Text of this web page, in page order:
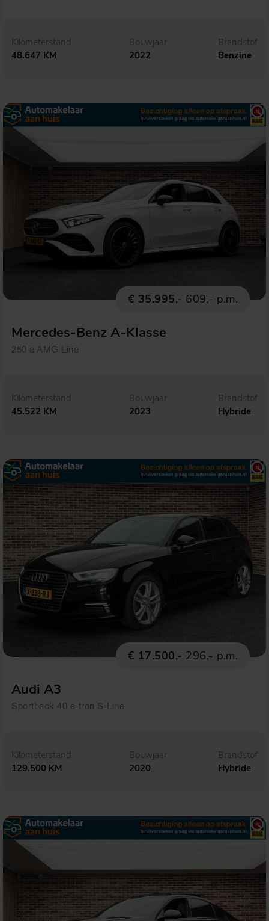
Kilometerstand
48.647 KM
Bouwjaar
2022
Brandstof
Benzine
€ 35.995,- 609,- p.m.
Mercedes-Benz A-Klasse
250 e AMG Line
Kilometerstand
45.522 KM
Bouwjaar
2023
Brandstof
Hybride
€ 17.500,- 296,- p.m.
Audi A3
Sportback 40 e-tron S-Line
Kilometerstand
129.500 KM
Bouwjaar
2020
Brandstof
Hybride